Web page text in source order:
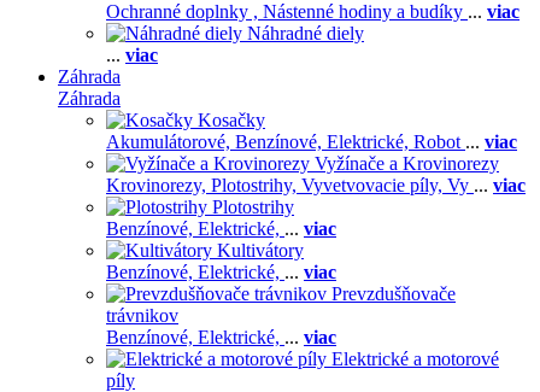
Ochranné doplnky , Nástenné hodiny a budíky ... viac
Náhradné diely
... viac
Záhrada
Záhrada
Kosačky
Akumulátorové, Benzínové, Elektrické, Robot ... viac
Vyžínače a Krovinorezy
Krovinorezy, Plotostrihy, Vyvetvovacie píly, Vy ... viac
Plotostrihy
Benzínové, Elektrické, ... viac
Kultivátory
Benzínové, Elektrické, ... viac
Prevzdušňovače
trávnikov
Benzínové, Elektrické, ... viac
Elektrické a motorové
píly